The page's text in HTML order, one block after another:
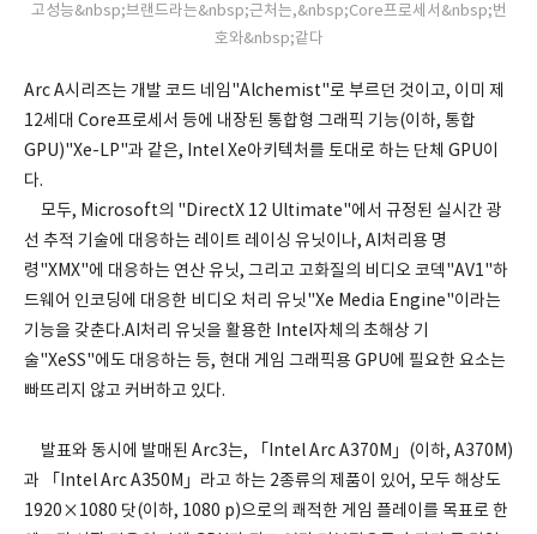
고성능&nbsp;브랜드라는&nbsp;근처는,&nbsp;Core프로세서&nbsp;번
호와&nbsp;같다
Arc A시리즈는 개발 코드 네임"Alchemist"로 부르던 것이고, 이미 제
12세대 Core프로세서 등에 내장된 통합형 그래픽 기능(이하, 통합
GPU)"Xe-LP"과 같은, Intel Xe아키텍처를 토대로 하는 단체 GPU이
다.
모두, Microsoft의 "DirectX 12 Ultimate"에서 규정된 실시간 광
선 추적 기술에 대응하는 레이트 레이싱 유닛이나, AI처리용 명
령"XMX"에 대응하는 연산 유닛, 그리고 고화질의 비디오 코덱"AV1"하
드웨어 인코딩에 대응한 비디오 처리 유닛"Xe Media Engine"이라는
기능을 갖춘다.AI처리 유닛을 활용한 Intel자체의 초해상 기
술"XeSS"에도 대응하는 등, 현대 게임 그래픽용 GPU에 필요한 요소는
빠뜨리지 않고 커버하고 있다.
발표와 동시에 발매된 Arc3는, 「Intel Arc A370M」(이하, A370M)
과 「Intel Arc A350M」라고 하는 2종류의 제품이 있어, 모두 해상도
1920×1080 닷(이하, 1080 p)으로의 쾌적한 게임 플레이를 목표로 한